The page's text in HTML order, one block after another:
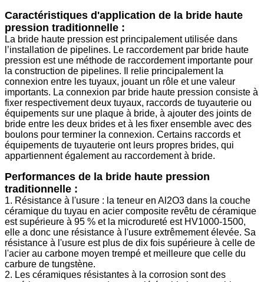
Caractéristiques d'application de la bride haute
pression traditionnelle :
La bride haute pression est principalement utilisée dans
l’installation de pipelines. Le raccordement par bride haute
pression est une méthode de raccordement importante pour
la construction de pipelines. Il relie principalement la
connexion entre les tuyaux, jouant un rôle et une valeur
importants. La connexion par bride haute pression consiste à
fixer respectivement deux tuyaux, raccords de tuyauterie ou
équipements sur une plaque à bride, à ajouter des joints de
bride entre les deux brides et à les fixer ensemble avec des
boulons pour terminer la connexion. Certains raccords et
équipements de tuyauterie ont leurs propres brides, qui
appartiennent également au raccordement à bride.
Performances de la bride haute pression
traditionnelle :
1. Résistance à l'usure : la teneur en Al2O3 dans la couche
céramique du tuyau en acier composite revêtu de céramique
est supérieure à 95 % et la microdureté est HV1000-1500,
elle a donc une résistance à l'usure extrêmement élevée. Sa
résistance à l'usure est plus de dix fois supérieure à celle de
l'acier au carbone moyen trempé et meilleure que celle du
carbure de tungstène.
2. Les céramiques résistantes à la corrosion sont des